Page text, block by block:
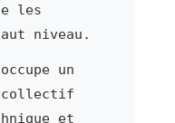
les
niveau.
un
collectif
et